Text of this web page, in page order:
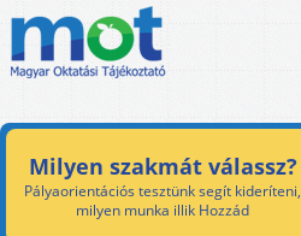
Milyen szakmát válassz?
Pályaorientációs tesztünk segít kideríteni,
milyen munka illik Hozzád